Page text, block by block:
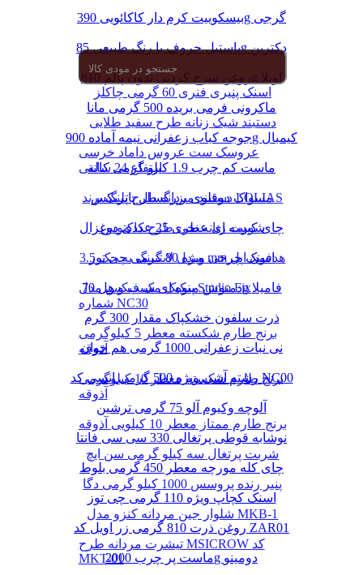
اسنک پنیری فنری 60 گرمی چاکلز
دستبند شیک زنانه طرح سفید طلایی
عروسک ست عروس داماد خرسی
ارتفاع 24 سانتی
دستبند مردانه طرح پلنگ برند LOLIAS
شورت زنانه نخی طرح کاکتوس
مبدل لایتنینگ به جک 3.5 mm هدفون اپل
پنکیک مک فیکس مدل Studio Fix
شماره NC30
برنج طارم شکسته معطر 5 کیلوگرمی
آذوقه
برنج طارم شکسته معطر 10 کیلوگرمی
آذوقه
برنج طارم ممتاز معطر 10 کیلویی آذوقه
شربت پرتغال سه کیلو گرمی سن ایچ
پنیر رنده پروسس 1000 کیلو گرمی دگا
شلوار جین مردانه کنزو مدل MKB-1
تیشرت مردانه طرح MSICROW کد
MKT-01
بیسکوییت کرم دار کاکائویی 390g گرجی
پاستیل حروف با رنگ طبیعی 85g دکتربن
روغن سرخ کردنی بدون پالم 810g اویلا
ماکرونی فرمی بریده 500 گرمی مانا
جوجه کباب زعفرانی نیمه آماده 900g کیمبال
ماست کم چرب 1.9 کیلو گرمی کاله
مسواک دوقلوی بزرگسال پاتریکس
چای کیسه ای عطری 25 عددی دوغزال
اسنک چرخی ویژه 80 گرمی چی توز
دمنوش میوه ای سیب و هل 70g فامیلا
ذرت سلفون خشکپاک مقدار 300 گرم
نی نبات زعفرانی 1000 گرمی هم خوان
رشته آشی ویژه 500 گرمی انسی کد NC00
آلوچه وکیوم آلو 75 گرمی ترشین
نوشابه قوطی پرتغالی 330 سی سی فانتا
چای کله مورچه معطر 450 گرمی بلوط
اسنک کچاپ ویژه 110 گرمی چی توز
روغن ذرت 810 گرمی زر اویل کد ZAR01
ماست پر چرب 2000g دومینو